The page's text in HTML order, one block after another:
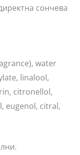
сончева
water
linalool,
citronellol,
eugenol, citral,